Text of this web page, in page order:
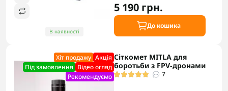
В наявності
5 190 грн.
До кошика
Хіт продажу Акцiя
Під замовлення Відео огляд
Рекомендуємо
Сіткомет MITLA для
боротьби з FPV-дронами
7